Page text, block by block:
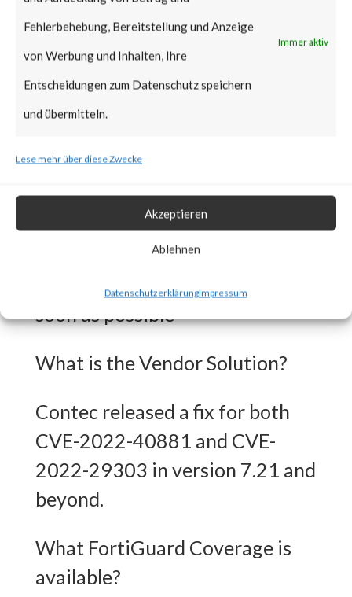
Fehlerbehebung, Bereitstellung und Anzeige
von Werbung und Inhalten, Ihre
Entscheidungen zum Datenschutz speichern
und übermitteln.
Immer aktiv
Lese mehr über diese Zwecke
Akzeptieren
Ablehnen
DatenschutzerklärungImpressum
commands from the network
continuity check screen.
Why is this Significant?
2022-40881 and CVE-2022-
29303 are reportedly being
exploited in the wild.
FortiGuard Labs advises that
the patch should be applied as
soon as possible
What is the Vendor Solution?
Contec released a fix for both
CVE-2022-40881 and CVE-
2022-29303 in version 7.21 and
beyond.
What FortiGuard Coverage is
available?